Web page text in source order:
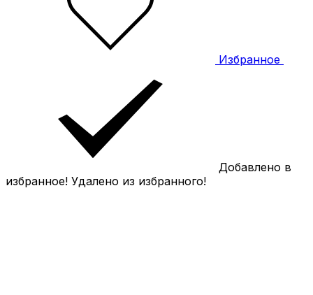
Избранное
Добавлено в
избранное! Удалено из избранного!